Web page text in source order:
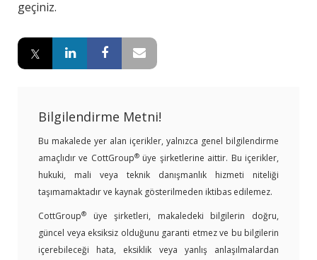
geçiniz.
Bilgilendirme Metni!
Bu makalede yer alan içerikler, yalnızca genel bilgilendirme
amaçlıdır ve CottGroup®üye şirketlerine aittir. Bu içerikler,
hukuki, mali veya teknik danışmanlık hizmeti niteliği
taşımamaktadır ve kaynak gösterilmeden iktibas edilemez.
CottGroup®
üye şirketleri, makaledeki bilgilerin doğru,
güncel veya eksiksiz olduğunu garanti etmez ve bu bilgilerin
içerebileceği hata, eksiklik veya yanlış anlaşılmalardan